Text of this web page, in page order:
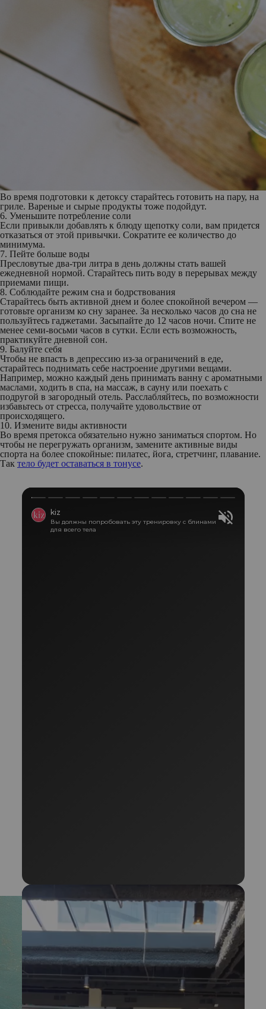
Во время подготовки к детоксу старайтесь готовить на пару, на
гриле. Вареные и сырые продукты тоже подойдут.
6. Уменьшите потребление соли
Если привыкли добавлять к блюду щепотку соли, вам придется
отказаться от этой привычки. Сократите ее количество до
минимума.
7. Пейте больше воды
Пресловутые два-три литра в день должны стать вашей
ежедневной нормой. Старайтесь пить воду в перерывах между
приемами пищи.
8. Соблюдайте режим сна и бодрствования
Старайтесь быть активной днем и более спокойной вечером —
готовьте организм ко сну заранее. За несколько часов до сна не
пользуйтесь гаджетами. Засыпайте до 12 часов ночи. Спите не
менее семи-восьми часов в сутки. Если есть возможность,
практикуйте дневной сон.
9. Балуйте себя
Чтобы не впасть в депрессию из-за ограничений в еде,
старайтесь поднимать себе настроение другими вещами.
Например, можно каждый день принимать ванну с ароматными
маслами, ходить в спа, на массаж, в сауну или поехать с
подругой в загородный отель. Расслабляйтесь, по возможности
избавьтесь от стресса, получайте удовольствие от
происходящего.
10. Измените виды активности
Во время претокса обязательно нужно заниматься спортом. Но
чтобы не перегружать организм, замените активные виды
спорта на более спокойные: пилатес, йога, стретчинг, плавание.
Так тело будет оставаться в тонусе.